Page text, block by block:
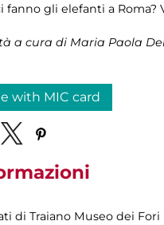
fanno gli elefanti a Roma?
a cura di Maria Paola
with MIC card
di Traiano Museo dei